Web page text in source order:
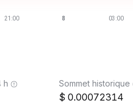
h Sommet historique
0.00072314